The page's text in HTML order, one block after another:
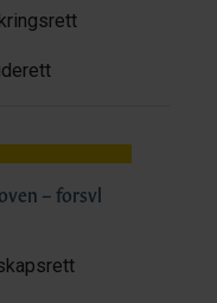
– forsvl